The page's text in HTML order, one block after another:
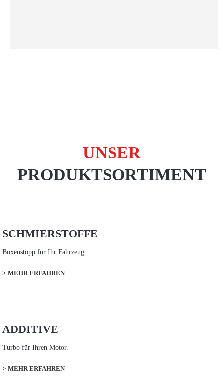
UNSER
PRODUKTSORTIMENT
SCHMIERSTOFFE
Boxenstopp für Ihr Fahrzeug
MEHR ERFAHREN
ADDITIVE
Turbo für Ihren Motor.
MEHR ERFAHREN